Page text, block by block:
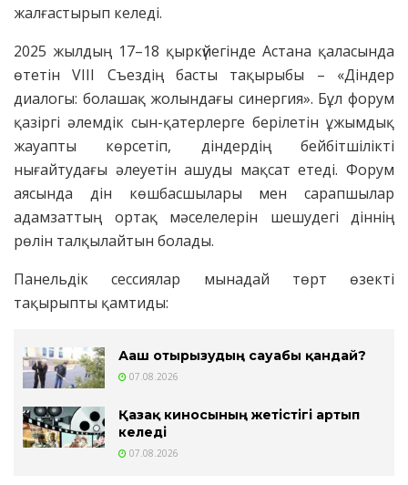
жалғастырып келеді.
2025 жылдың 17–18 қыркүйегінде Астана қаласында
өтетін VIII Съездің басты тақырыбы – «Діндер
диалогы: болашақ жолындағы синергия». Бұл форум
қазіргі әлемдік сын-қатерлерге берілетін ұжымдық
жауапты көрсетіп, діндердің бейбітшілікті
нығайтудағы әлеуетін ашуды мақсат етеді. Форум
аясында дін көшбасшылары мен сарапшылар
адамзаттың ортақ мәселелерін шешудегі діннің
рөлін талқылайтын болады.
Панельдік сессиялар мынадай төрт өзекті
тақырыпты қамтиды:
Ағаш отырғызудың сауабы қандай?
07.08.2026
Қазақ киносының жетістігі артып
келеді
07.08.2026